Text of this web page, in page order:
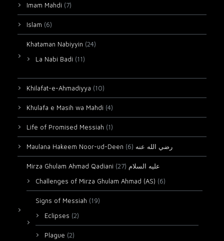
Imam Mahdi (7)
Islam (6)
Khataman Nabiyyin (24)
La Nabi Badi (11)
Khilafat-e-Ahmadiyya (10)
Khulafa e Masih wa Mahdi (4)
Life of Promised Messiah (1)
Maulana Hakeem Noor-ud-Deen رضي الله عنه (6)
Mirza Ghulam Ahmad Qadiani عليه السلام (27)
Challenges of Mirza Ghulam Ahmad (AS) (6)
Signs of Messiah (19)
Eclipses (2)
Plague (2)